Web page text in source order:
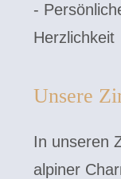
-
Herzlichkeit
Unsere
In unseren
alpiner